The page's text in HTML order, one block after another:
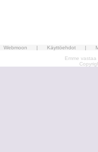
Webmoon | Käyttöehdot |
Emme